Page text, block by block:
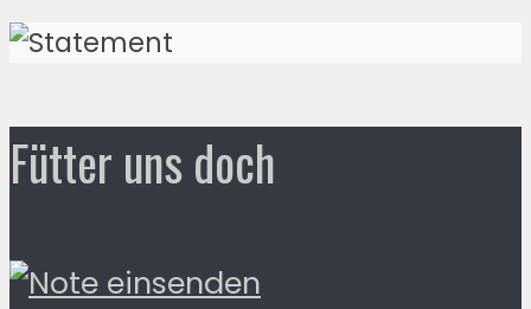
Fütter uns doch